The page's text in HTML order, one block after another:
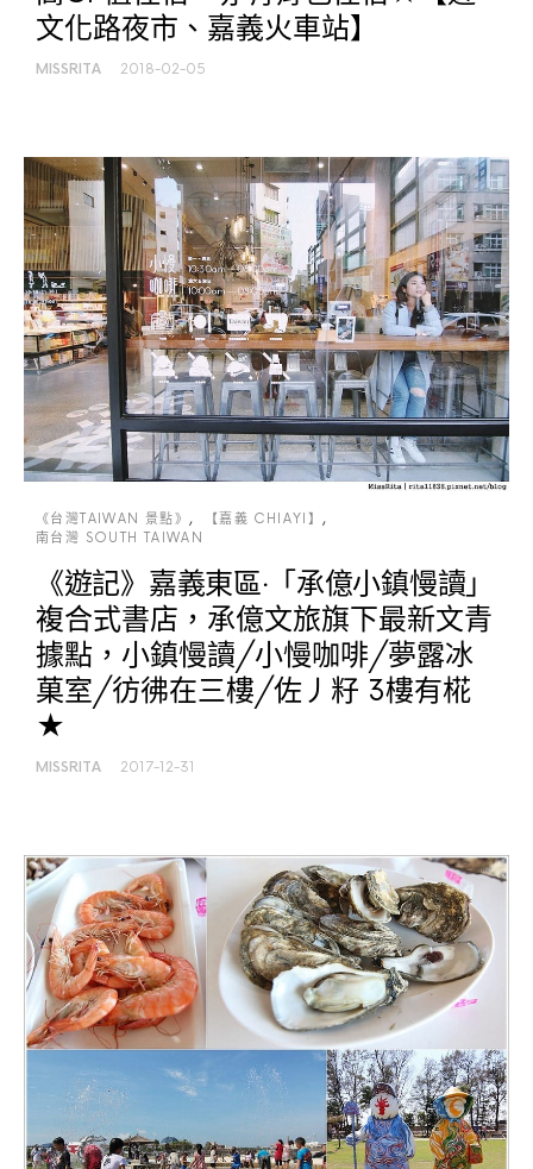
文化路夜市、嘉義火車站】
MISSRITA 2018-02-05
《台灣TAIWAN 景點》
【嘉義 CHIAYI】
南台灣 SOUTH TAIWAN
《遊記》嘉義東區‧「承億小鎮慢讀」
複合式書店，承億文旅旗下最新文青
據點，小鎮慢讀/小慢咖啡/夢露冰
菓室/彷彿在三樓/佐丿籽 3樓有椛
★
MISSRITA 2017-12-31